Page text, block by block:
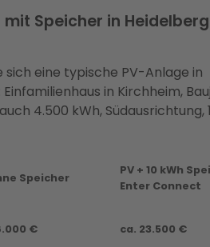
mit Speicher in
sich eine typische PV-Anlage in
in Kirchheim,
4.500 kWh, Südausrichtung,
Speicher
PV + 10 kWh
Enter Connect
€ ca. 23.500 €